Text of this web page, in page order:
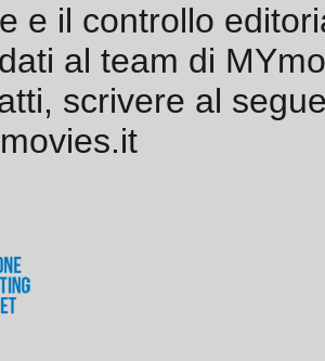
e il controllo
al team di
scrivere al